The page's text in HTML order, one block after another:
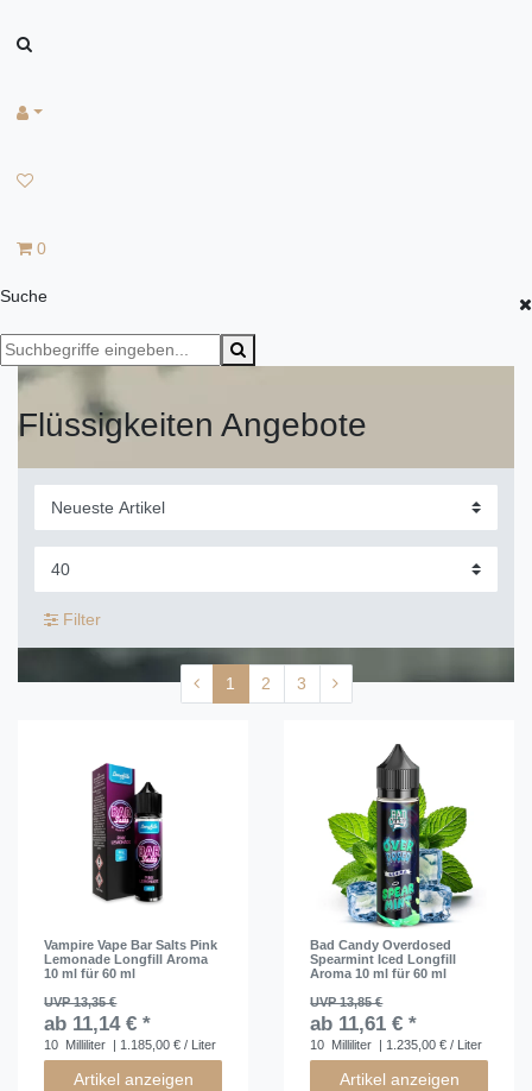
0
Suche
Flüssigkeiten Angebote
Filter
1 2 3
Vampire Vape Bar Salts Pink
Lemonade Longfill Aroma
10 ml für 60 ml
UVP 13,35 €
ab 11,14 € *
10 Milliliter | 1.185,00 € / Liter
Artikel anzeigen
Bad Candy Overdosed
Spearmint Iced Longfill
Aroma 10 ml für 60 ml
UVP 13,85 €
ab 11,61 € *
10 Milliliter | 1.235,00 € / Liter
Artikel anzeigen